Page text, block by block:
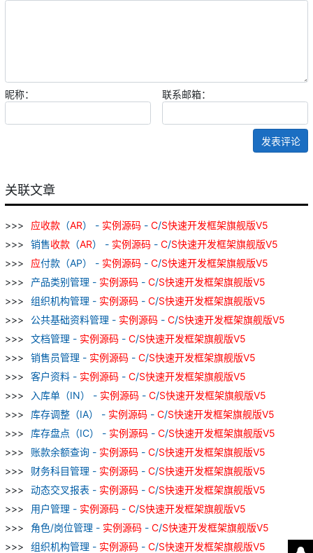
昵称： 联系邮箱：
发表评论
关联文章
应收款 （AR） - 实例源码 - C/S快速开发框架旗舰版V5
销售收款 （AR） - 实例源码 - C/S快速开发框架旗舰版V5
应付款（AP） - 实例源码 - C/S快速开发框架旗舰版V5
产品类别管理 - 实例源码 - C/S快速开发框架旗舰版V5
组织机构管理 - 实例源码 - C/S快速开发框架旗舰版V5
公共基础资料管理 - 实例源码 - C/S快速开发框架旗舰版V5
文档管理 - 实例源码 - C/S快速开发框架旗舰版V5
销售员管理 - 实例源码 - C/S快速开发框架旗舰版V5
客户资料 - 实例源码 - C/S快速开发框架旗舰版V5
入库单（IN） - 实例源码 - C/S快速开发框架旗舰版V5
库存调整（IA） - 实例源码 - C/S快速开发框架旗舰版V5
库存盘点（IC） - 实例源码 - C/S快速开发框架旗舰版V5
账款余额查询 - 实例源码 - C/S快速开发框架旗舰版V5
财务科目管理 - 实例源码 - C/S快速开发框架旗舰版V5
动态交叉报表 - 实例源码 - C/S快速开发框架旗舰版V5
用户管理 - 实例源码 - C/S快速开发框架旗舰版V5
角色/岗位管理 - 实例源码 - C/S快速开发框架旗舰版V5
组织机构管理 - 实例源码 - C/S快速开发框架旗舰版V5